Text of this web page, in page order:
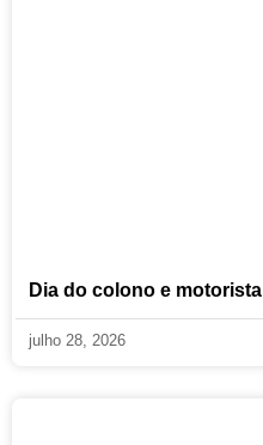
Dia do colono e motorista
julho 28, 2026